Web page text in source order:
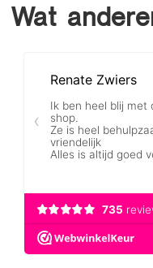
Wat